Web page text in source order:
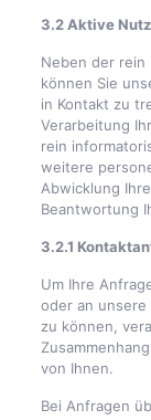
3.2 Aktive
Neben der rein
können Sie
in Kontakt zu
Verarbeitung
rein
weitere
Abwicklung
Beantwortung
3.2.1
Um Ihre
oder an
zu können,
von Ihnen.
Bei Anfragen